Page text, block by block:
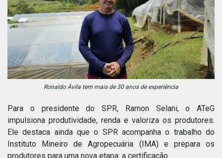
Ronaldo Ávila tem mais de 30 anos de experiência
Para o presidente do SPR, Ramon Selani, o ATeG
impulsiona produtividade, renda e valoriza os produtores.
Ele destaca ainda que o SPR acompanha o trabalho do
Instituto Mineiro de Agropecuária (IMA) e prepara os
produtores para uma nova etapa: a certificação.